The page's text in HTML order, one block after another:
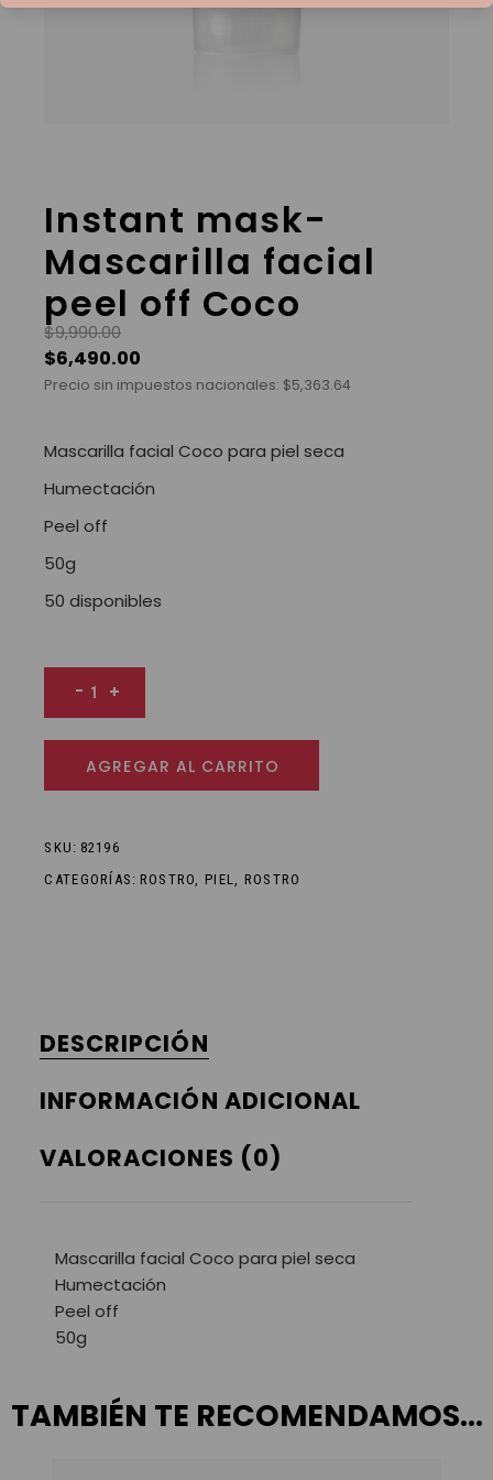
Instant mask-
Mascarilla facial
peel off Coco
$9,990.00
$6,490.00
Precio sin impuestos nacionales: $5,363.64
Mascarilla facial Coco para piel seca
Humectación
Peel off
50g
50 disponibles
Instant mask- Mascarilla facial peel off Coco cantidad
- +
AGREGAR AL CARRITO
SKU: 82196
CATEGORÍAS: ROSTRO,PIEL, ROSTRO
DESCRIPCIÓN
INFORMACIÓN ADICIONAL
VALORACIONES (0)
Mascarilla facial Coco para piel seca
Humectación
Peel off
50g
TAMBIÉN TE RECOMENDAMOS…